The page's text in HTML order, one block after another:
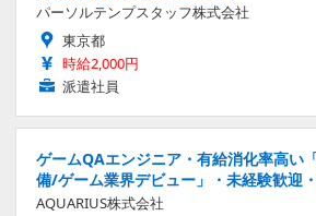
パーソルテンプスタッフ株式会社
東京都
時給2,000円
派遣社員
ゲームQAエンジニア・有給消化率高い
備/ゲーム業界デビュー」・未経験歓迎
AQUARIUS株式会社